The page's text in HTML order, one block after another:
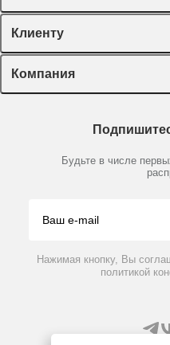
Спецпредложения
Оборудование, приборы
Пластик, стекло,
Химические реактивы,
Производители
Клиенту
Лекторий Диаэм
Доставка и оплата
Мобильное приложение
Компания
Партнеры
Контакты
Будьте в числе
Нажимая кнопку, Вы
политикой